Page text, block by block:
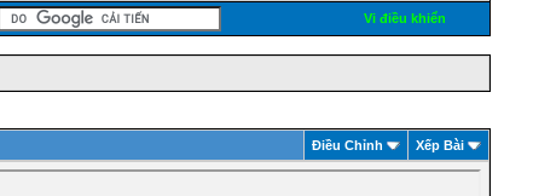
Vi điều khiển
Ðiều Chỉnh Xếp Bài